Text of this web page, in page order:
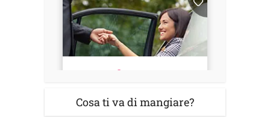
Cosa ti va di mangiare?